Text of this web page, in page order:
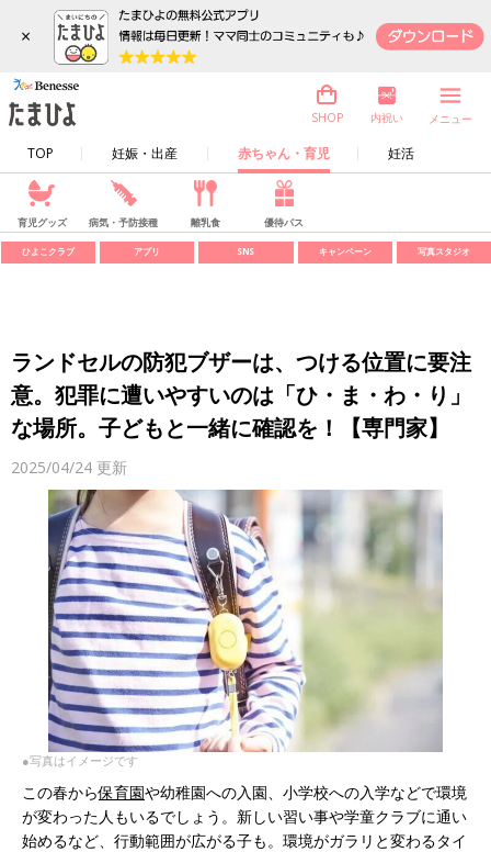
×
TOP 妊娠・出産 赤ちゃん・育児 妊活
SHOP 内祝い メニュー
育児グッズ 病気・予防接種 離乳食 優待パス
ひよこクラブ アプリ SNS キャンペーン 写真スタジオ
ランドセルの防犯ブザーは、つける位置に要注
意。犯罪に遭いやすいのは「ひ・ま・わ・り」
な場所。子どもと一緒に確認を！【専門家】
2025/04/24 更新
●写真はイメージです
この春から保育園や幼稚園への入園、小学校への入学などで環境
が変わった人もいるでしょう。新しい習い事や学童クラブに通い
始めるなど、行動範囲が広がる子も。環境がガラリと変わるタイ